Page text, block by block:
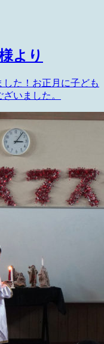
より
た！お正月に子ども
いました。